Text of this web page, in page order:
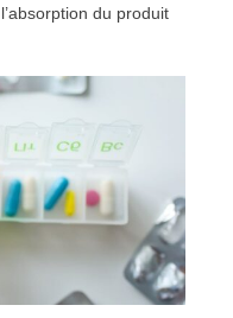
du produit